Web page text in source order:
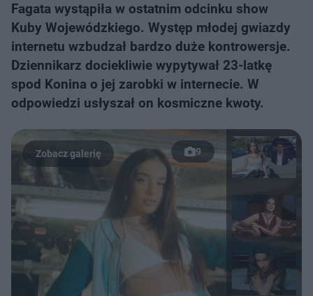
Fagata wystąpiła w ostatnim odcinku show
Kuby Wojewódzkiego. Występ młodej gwiazdy
internetu wzbudzał bardzo duże kontrowersje.
Dziennikarz dociekliwie wypytywał 23-latkę
spod Konina o jej zarobki w internecie. W
odpowiedzi usłyszał on kosmiczne kwoty.
9